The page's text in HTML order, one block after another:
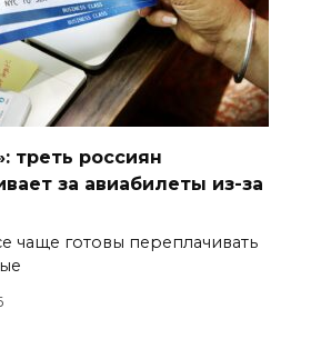
треть россиян
за авиабилеты из-за
чаще готовы переплачивать